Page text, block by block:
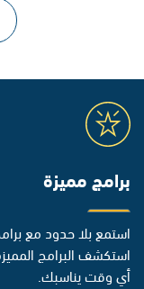
برامج مميزة
استمع بلا حدود مع
استكشف البرامج
أي وقت يناسبك.